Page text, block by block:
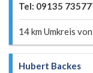
Tel: 09135
14 km Umkreis
Hubert Backes